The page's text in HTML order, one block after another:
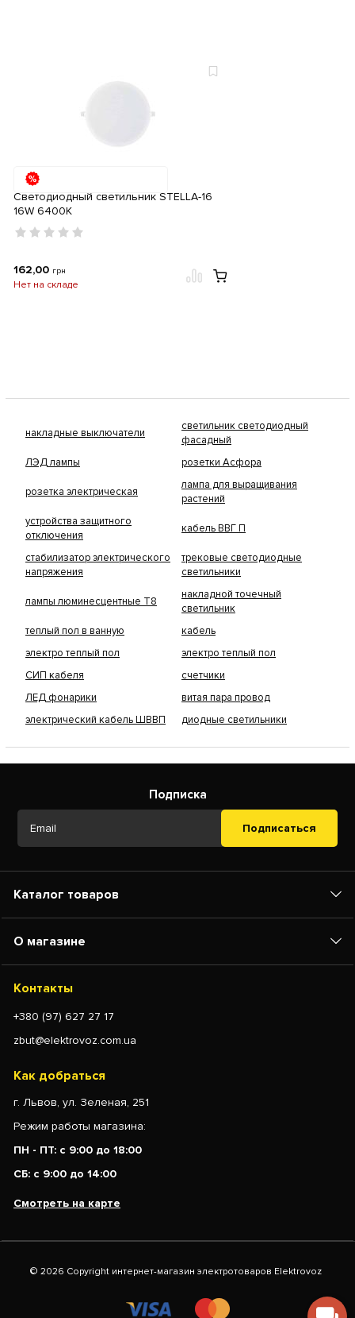
Светодиодный светильник STELLA-16
16W 6400K
162,00 грн
Нет на складе
накладные выключатели
светильник светодиодный
фасадный
ЛЭД лампы
розетки Асфора
розетка электрическая
лампа для выращивания
растений
устройства защитного
отключения
кабель ВВГ П
стабилизатор электрического
напряжения
трековые светодиодные
светильники
лампы люминесцентные Т8
накладной точечный
светильник
теплый пол в ванную
кабель
электро теплый пол
электро теплый пол
СИП кабеля
счетчики
ЛЕД фонарики
витая пара провод
электрический кабель ШВВП
диодные светильники
Подписка
Подписаться
Каталог товаров
О магазине
Контакты
+380 (97) 627 27 17
zbut@elektrovoz.com.ua
Как добраться
г. Львов, ул. Зеленая, 251
Режим работы магазина:
ПН - ПТ: с 9:00 до 18:00
СБ: с 9:00 до 14:00
Смотреть на карте
© 2026 Copyright интернет-магазин электротоваров Elektrovoz